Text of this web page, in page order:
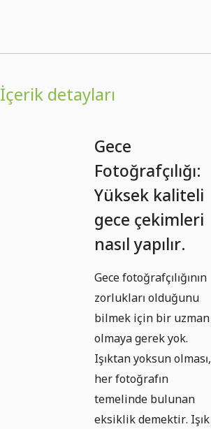
İçerik detayları
Gece
Fotoğrafçılığı:
Yüksek kaliteli
gece çekimleri
nasıl yapılır.
Gece fotoğrafçılığının
zorlukları olduğunu
bilmek için bir uzman
olmaya gerek yok.
Işıktan yoksun olması,
her fotoğrafın
temelinde bulunan
eksiklik demektir. Işık